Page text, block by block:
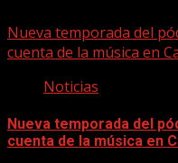
Nueva temporada del
cuenta de la música en
Noticias
Nueva temporada del
cuenta de la música en